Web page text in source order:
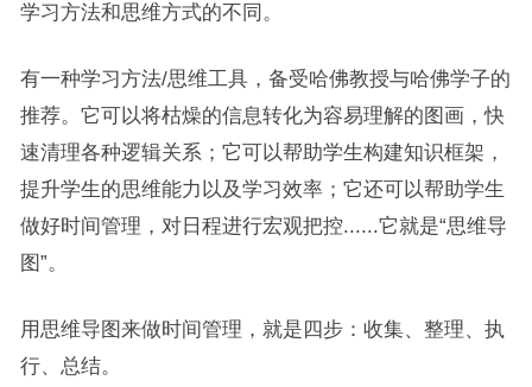
学习方法和思维方式的不同。
有一种学习方法/思维工具，备受哈佛教授与哈佛学子的
推荐。它可以将枯燥的信息转化为容易理解的图画，快
速清理各种逻辑关系；它可以帮助学生构建知识框架，
提升学生的思维能力以及学习效率；它还可以帮助学生
做好时间管理，对日程进行宏观把控......它就是“思维导
图”。
用思维导图来做时间管理，就是四步：收集、整理、执
行、总结。